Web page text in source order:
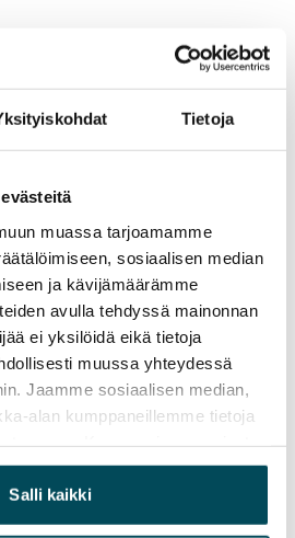
Tietoja
muassa tarjoamamme
sosiaalisen median
ja kävijämäärämme
avulla tehdyssä mainonnan
ei yksilöidä eikä tietoja
muussa yhteydessä
Jaamme sosiaalisen median,
alan kumppaneillemme tietoja
tietoihin, joita olet antanut
kun olet käyttänyt heidän
Salli kaikki
vuokra)
oleva, minimi asumisaika
tai sopimussakolla